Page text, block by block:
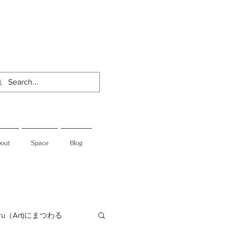
Space Blog
（Art)にまつわる